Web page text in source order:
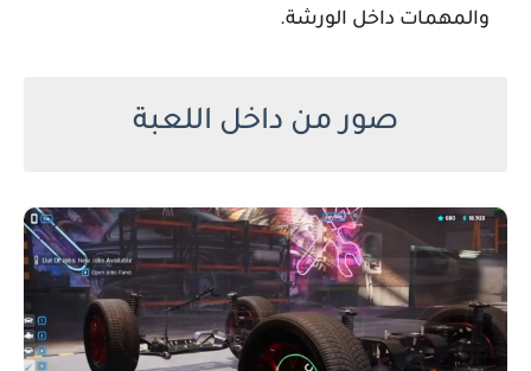
والمهمات داخل الورشة.
صور من داخل اللعبة